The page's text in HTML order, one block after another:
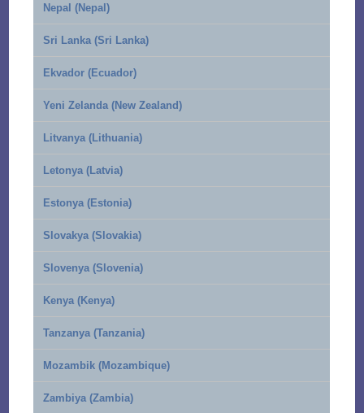
Nepal (Nepal)
Sri Lanka (Sri Lanka)
Ekvador (Ecuador)
Yeni Zelanda (New Zealand)
Litvanya (Lithuania)
Letonya (Latvia)
Estonya (Estonia)
Slovakya (Slovakia)
Slovenya (Slovenia)
Kenya (Kenya)
Tanzanya (Tanzania)
Mozambik (Mozambique)
Zambiya (Zambia)